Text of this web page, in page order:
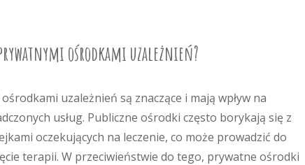
ośrodkami uzależnień?
uzależnień są znaczące i mają wpływ na
usług. Publiczne ośrodki często borykają się z
oczekujących na leczenie, co może prowadzić do
terapii. W przeciwieństwie do tego, prywatne ośrodki